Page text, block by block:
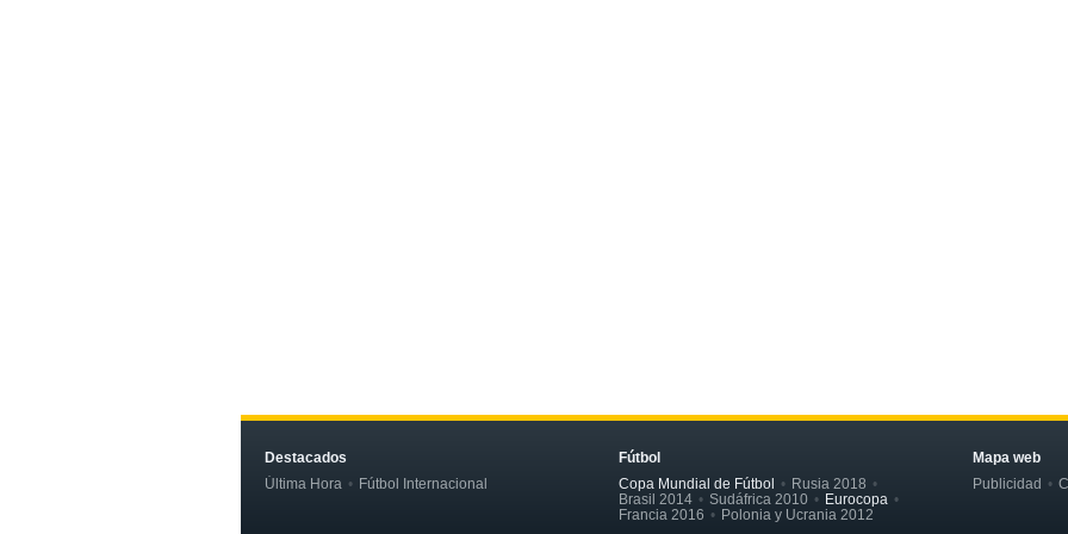
Destacados
Última Hora
Fútbol Internacional
Fútbol
Copa Mundial de Fútbol
Rusia 2018
Brasil 2014
Sudáfrica 2010
Eurocopa
Francia 2016
Polonia y Ucrania 2012
Mapa web
Publicidad